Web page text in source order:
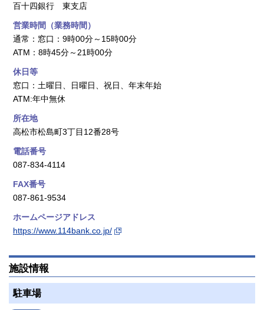
百十四銀行 東支店
営業時間（業務時間）
通常：窓口：9時00分～15時00分
ATM：8時45分～21時00分
休日等
窓口：土曜日、日曜日、祝日、年末年始
ATM:年中無休
所在地
高松市松島町3丁目12番28号
電話番号
087-834-4114
FAX番号
087-861-9534
ホームページアドレス
https://www.114bank.co.jp/
施設情報
駐車場